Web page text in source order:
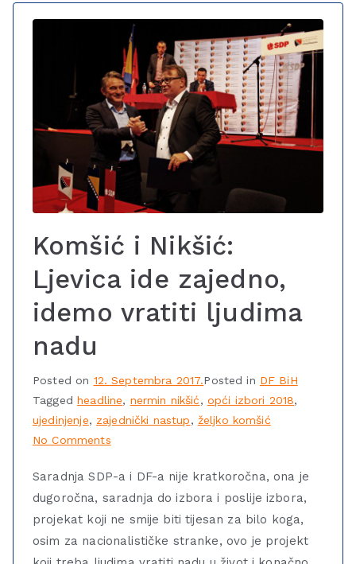
Komšić i Nikšić:
Ljevica ide zajedno,
idemo vratiti ljudima
nadu
Posted on 12. Septembra 2017.Posted in DF BiH
Taggedheadline, nermin nikšić, opći izbori 2018,
ujedinjenje, zajednički nastup, željko komšić
No Comments
Saradnja SDP-a i DF-a nije kratkoročna, ona je
dugoročna, saradnja do izbora i poslije izbora,
projekat koji ne smije biti tijesan za bilo koga,
osim za nacionalističke stranke, ovo je projekt